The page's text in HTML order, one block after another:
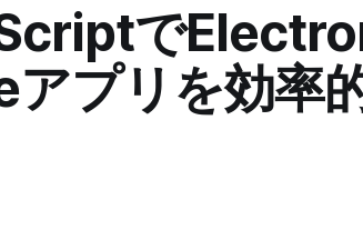
で
プリを効率